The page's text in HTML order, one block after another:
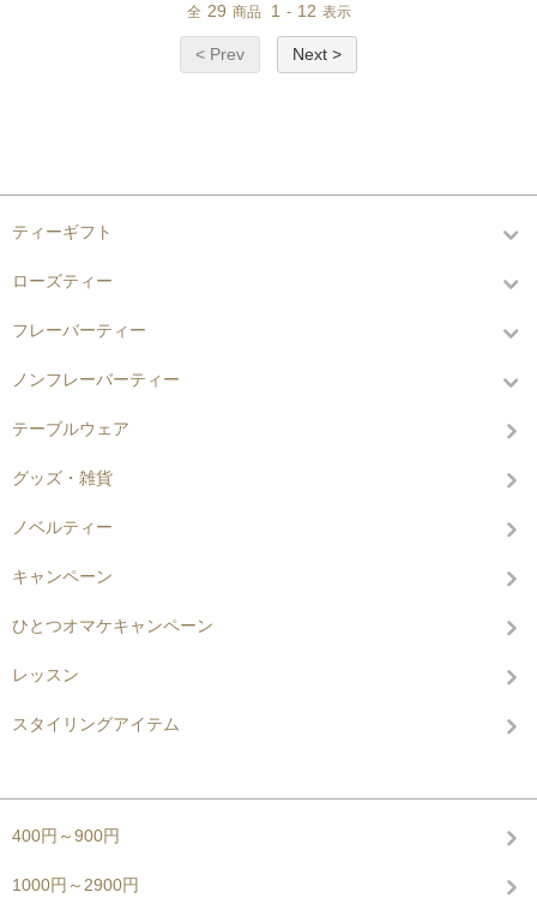
全 29 商品 1 - 12 表示
< Prev Next >
ティーギフト
ローズティー
フレーバーティー
ノンフレーバーティー
テーブルウェア
グッズ・雑貨
ノベルティー
キャンペーン
ひとつオマケキャンペーン
レッスン
スタイリングアイテム
400円～900円
1000円～2900円